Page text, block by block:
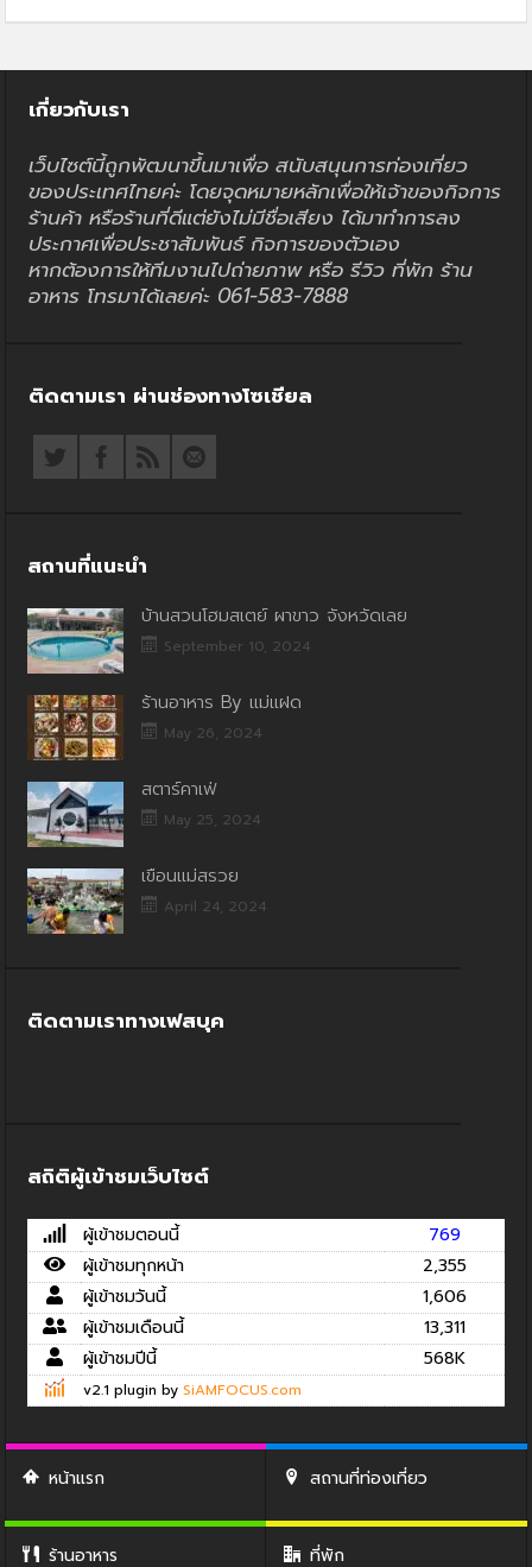
เกี่ยวกับเรา
เว็บไซต์นี้ถูกพัฒนาขึ้นมาเพื่อ สนับสนุนการท่องเที่ยว
ของประเทศไทยค่ะ โดยจุดหมายหลักเพื่อให้เจ้าของกิจการ
ร้านค้า หรือร้านที่ดีแต่ยังไม่มีชื่อเสียง ได้มาทำการลง
ประกาศเพื่อประชาสัมพันธ์ กิจการของตัวเอง
หากต้องการให้ทีมงานไปถ่ายภาพ หรือ รีวิว ที่พัก ร้าน
อาหาร โทรมาได้เลยค่ะ 061-583-7888
ติดตามเรา ผ่านช่องทางโซเชียล
สถานที่แนะนำ
บ้านสวนโฮมสเตย์ ผาขาว จังหวัดเลย
September 10, 2024
ร้านอาหาร By แม่แฝด
May 26, 2024
สตาร์คาเฟ่
May 25, 2024
เขื่อนแม่สรวย
April 24, 2024
ติดตามเราทางเฟสบุค
สถิติผู้เข้าชมเว็บไซต์
ผู้เข้าชมตอนนี้
769
ผู้เข้าชมทุกหน้า
2,355
ผู้เข้าชมวันนี้
1,606
ผู้เข้าชมเดือนนี้
13,311
ผู้เข้าชมปีนี้
568K
v2.1 plugin by SiAMFOCUS.com
หน้าแรก สถานที่ท่องเที่ยว
ร้านอาหาร ที่พัก